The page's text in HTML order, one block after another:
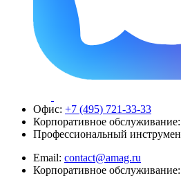
Офис: +7 (495) 721-33-33
Корпоративное обслуживание:
Профессиональный
Email: contact@amag.ru
Корпоративное обслуживание: